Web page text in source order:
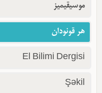
موسیقیمیز
هر قونودان
El Bilimi Dergisi
Şəkil